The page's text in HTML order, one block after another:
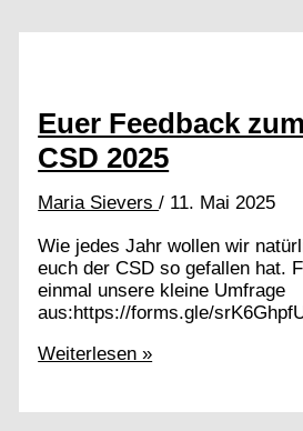
Euer Feedback
CSD 2025
Maria Sievers/ 11. Mai 2025
Wie jedes Jahr wollen wir
euch der CSD so gefallen hat.
einmal unsere kleine Umfrage
aus:https://forms.gle/
Euer
Limburger
Weiterlesen »